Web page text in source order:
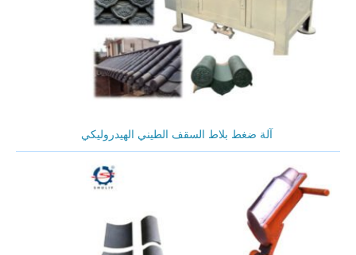
آلة ضغط بلاط السقف الطيني الهيدروليكي